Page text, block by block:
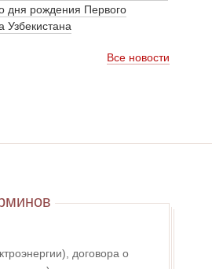
дня рождения Первого
Узбекистана
Все новости
договора о